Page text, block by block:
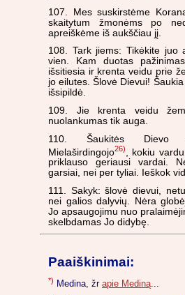
107. Mes suskirstėme
skaitytum žmonėms po
apreiškėme iš aukščiau jį.
108. Tark jiems: Tikėkite juo
vien. Kam duotas
išsitiesia ir krenta veidu prie
jo eilutes. Šlovė Dievui!
išsipildė.
109. Jie krenta veidu
nuolankumas tik auga.
110. Šaukitės Dievo
Mielaširdingojo26)
, kokiu
priklauso geriausi vardai.
garsiai, nei per tyliai. Ieškok
111. Sakyk: šlovė dievui,
nei galios dalyvių. Nėra
Jo apsaugojimu nuo
skelbdamas Jo didybę.
Paaiškinimai:
*) Medina, žr apie Mediną...